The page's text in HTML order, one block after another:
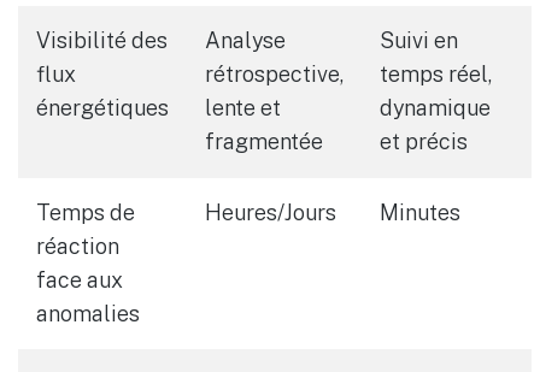
Visibilité des
flux
énergétiques
Analyse
rétrospective,
lente et
fragmentée
Suivi en
temps réel,
dynamique
et précis
Temps de
réaction
face aux
anomalies
Heures/Jours Minutes